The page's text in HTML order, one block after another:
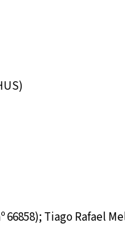
Tiago Rafael